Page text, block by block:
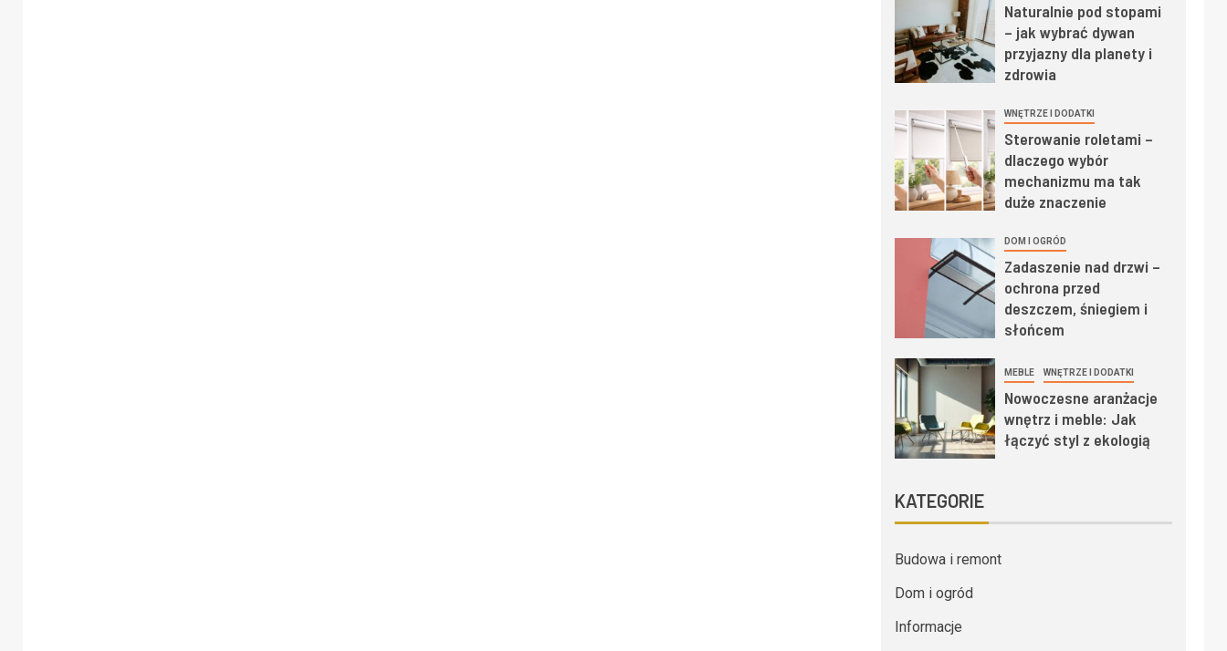
Naturalnie pod stopami
– jak wybrać dywan
przyjazny dla planety i
zdrowia
WNĘTRZE I DODATKI
Sterowanie roletami –
dlaczego wybór
mechanizmu ma tak
duże znaczenie
DOM I OGRÓD
Zadaszenie nad drzwi –
ochrona przed
deszczem, śniegiem i
słońcem
MEBLE WNĘTRZE I DODATKI
Nowoczesne aranżacje
wnętrz i meble: Jak
łączyć styl z ekologią
KATEGORIE
Budowa i remont
Dom i ogród
Informacje